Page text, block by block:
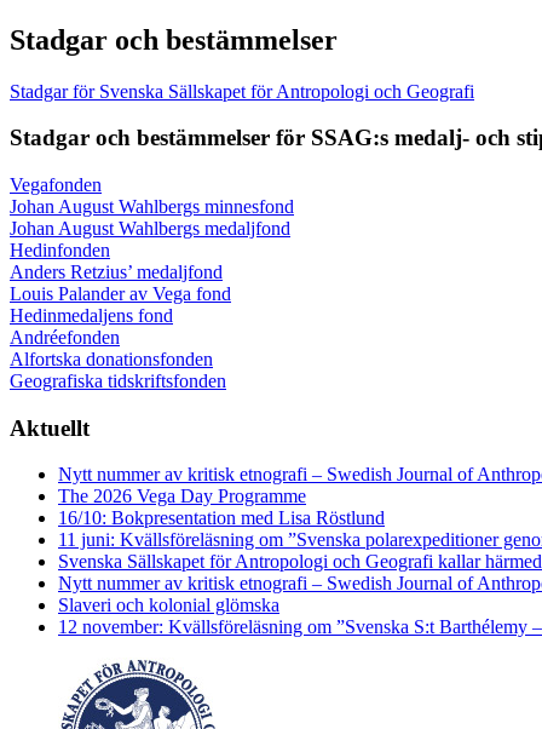
Stadgar och bestämmelser
Stadgar för Svenska Sällskapet för Antropologi och Geografi
Stadgar och bestämmelser för SSAG:s medalj- och
Vegafonden
Johan August Wahlbergs minnesfond
Johan August Wahlbergs medaljfond
Hedinfonden
Anders Retzius’ medaljfond
Louis Palander av Vega fond
Hedinmedaljens fond
Andréefonden
Alfortska donationsfonden
Geografiska tidskriftsfonden
Aktuellt
Nytt nummer av kritisk etnografi – Swedish Journal of
The 2026 Vega Day Programme
16/10: Bokpresentation med Lisa Röstlund
11 juni: Kvällsföreläsning om ”Svenska polarexpeditioner
Svenska Sällskapet för Antropologi och Geografi kallar
Nytt nummer av kritisk etnografi – Swedish Journal of
Slaveri och kolonial glömska
12 november: Kvällsföreläsning om ”Svenska S:t Barthélemy